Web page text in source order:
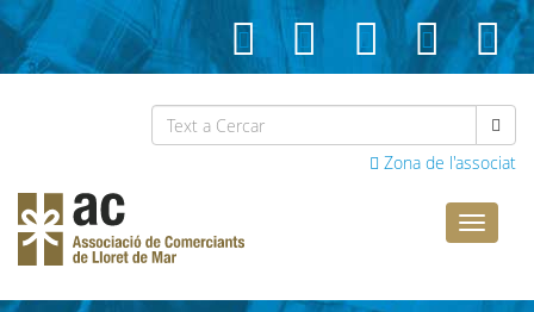
Zona de l'associat
Lloret